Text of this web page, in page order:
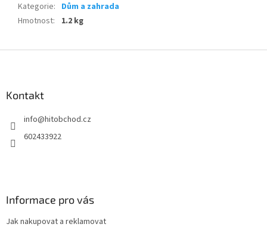
Kategorie: Dům a zahrada
Hmotnost: 1.2 kg
Kontakt
info@hitobchod.cz
602433922
Informace pro vás
Jak nakupovat a reklamovat